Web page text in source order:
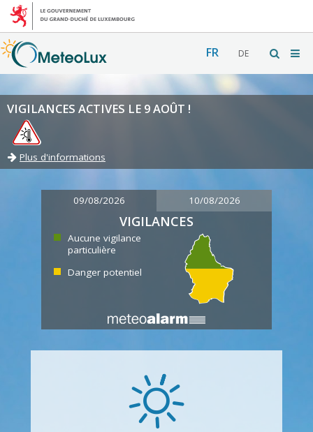
FR DE
VIGILANCES ACTIVES LE 9 AOÛT !
Plus d'informations
09/08/2026 10/08/2026
VIGILANCES
Aucune vigilance
particulière
Danger potentiel